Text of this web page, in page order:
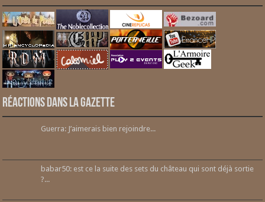
Réactions dans la gazette
Guerra: J’aimerais bien rejoindre...
babar50: est ce la suite des sets du château qui sont déjà sortie
?...